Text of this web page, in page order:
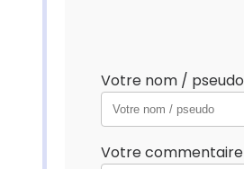
Votre nom / pseudo
Votre commentaire